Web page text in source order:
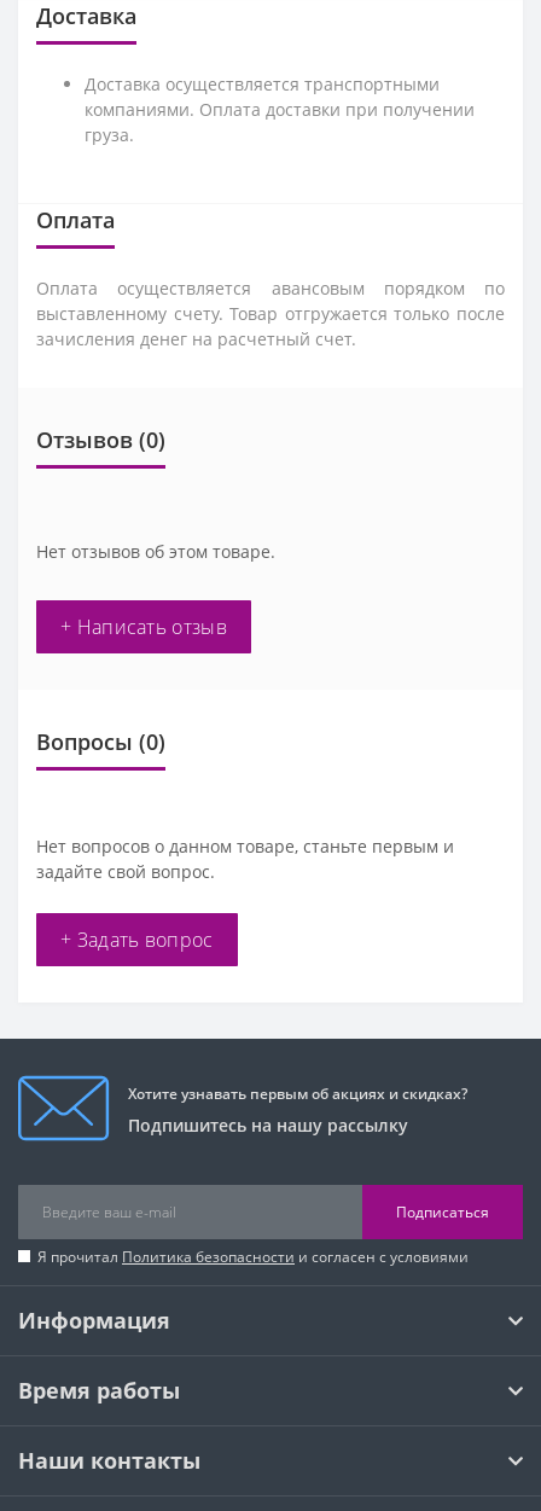
Доставка
Доставка осуществляется транспортными
компаниями. Оплата доставки при получении
груза.
Оплата
Оплата осуществляется авансовым порядком по
выставленному счету. Товар отгружается только после
зачисления денег на расчетный счет.
Отзывов (0)
Нет отзывов об этом товаре.
+ Написать отзыв
Вопросы (0)
Нет вопросов о данном товаре, станьте первым и
задайте свой вопрос.
+ Задать вопрос
Хотите узнавать первым об акциях и скидках?
Подпишитесь на нашу рассылку
Подписаться
Я прочитал Политика безопасности и согласен с условиями
Информация
Время работы
Наши контакты